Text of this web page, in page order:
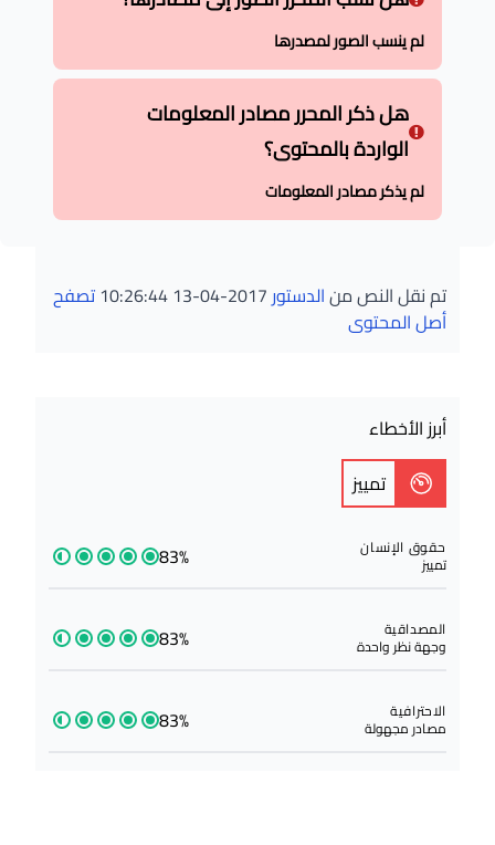
لم ينسب الصور لمصدرها
هل ذكر المحرر مصادر المعلومات
الواردة بالمحتوى؟
لم يذكر مصادر المعلومات
تم نقل النص منالدستور2017-04-13 10:26:44
تصفح
أصل المحتوى
أبرز الأخطاء
تمييز
حقوق الإنسان
تمييز 83%
المصداقية
وجهة نظر واحدة 83%
الاحترافية
مصادر مجهولة 83%